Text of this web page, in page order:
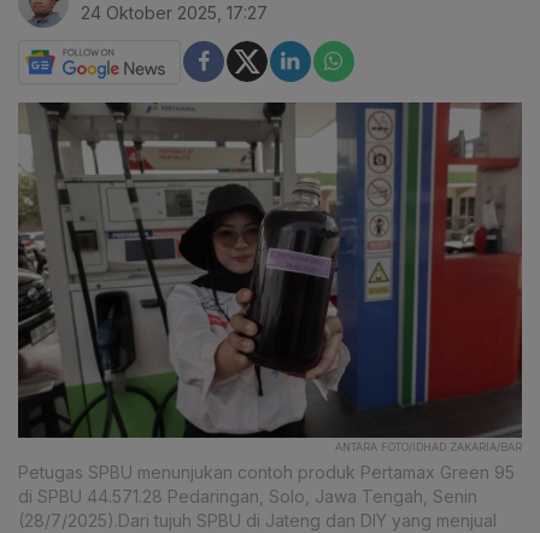
24 Oktober 2025, 17:27
ANTARA FOTO/IDHAD ZAKARIA/BAR
Petugas SPBU menunjukan contoh produk Pertamax Green 95
di SPBU 44.571.28 Pedaringan, Solo, Jawa Tengah, Senin
(28/7/2025).Dari tujuh SPBU di Jateng dan DIY yang menjual